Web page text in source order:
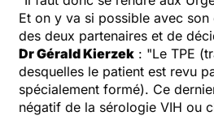
Et on y va si possible avec
des deux partenaires et de
Dr Gérald Kierzek : "Le TPE
desquelles le patient est revu
spécialement formé). Ce
négatif de la sérologie VIH ou